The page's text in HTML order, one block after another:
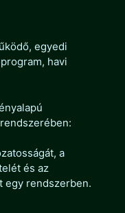
egyedi
havi
a
és az
egy rendszerben.